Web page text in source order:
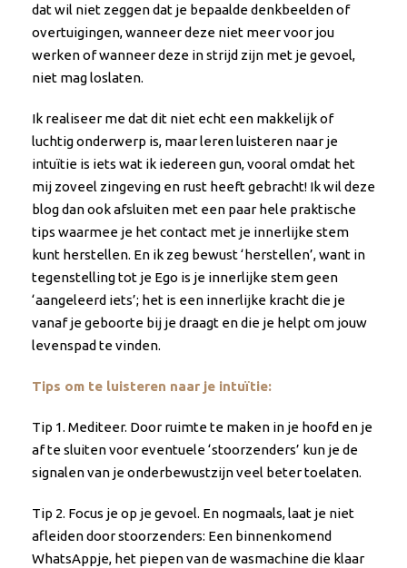
dat wil niet zeggen dat je bepaalde denkbeelden of
overtuigingen, wanneer deze niet meer voor jou
werken of wanneer deze in strijd zijn met je gevoel,
niet mag loslaten.
Ik realiseer me dat dit niet echt een makkelijk of
luchtig onderwerp is, maar leren luisteren naar je
intuïtie is iets wat ik iedereen gun, vooral omdat het
mij zoveel zingeving en rust heeft gebracht! Ik wil deze
blog dan ook afsluiten met een paar hele praktische
tips waarmee je het contact met je innerlijke stem
kunt herstellen. En ik zeg bewust ‘herstellen’, want in
tegenstelling tot je Ego is je innerlijke stem geen
‘aangeleerd iets’; het is een innerlijke kracht die je
vanaf je geboorte bij je draagt en die je helpt om jouw
levenspad te vinden.
Tips om te luisteren naar je intuïtie:
Tip 1. Mediteer. Door ruimte te maken in je hoofd en je
af te sluiten voor eventuele ‘stoorzenders’ kun je de
signalen van je onderbewustzijn veel beter toelaten.
Tip 2. Focus je op je gevoel. En nogmaals, laat je niet
afleiden door stoorzenders: Een binnenkomend
WhatsAppje, het piepen van de wasmachine die klaar